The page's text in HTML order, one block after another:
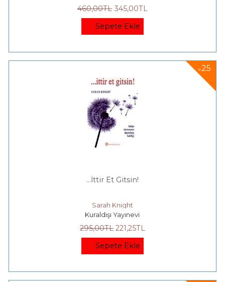
460,00TL 345,00TL
Sepete Ekle
%25
…İttir Et Gitsin!
Sarah Knight
Kuraldışı Yayınevi
295,00TL 221,25TL
Sepete Ekle